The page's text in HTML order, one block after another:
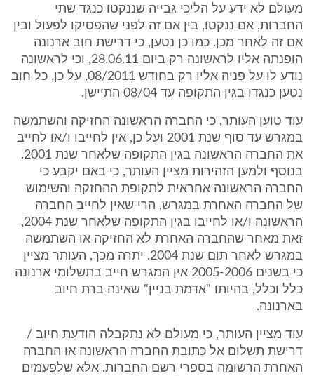
מעולם לא ידע על הליכי גבייה שננקטו כנגד שתי
החברות, אם ננקטו, בין אם זה לפני שהפסיקו לפעול ובין
אם זה לאחר מכן. כמו כן נטען, כי דרישת חוב ארנונה
הופנתה אליו לראשונה רק ביום 28.06.11, וכי לראשונה
נודע לו על פניה אליו רק בחודש 08/2011, על כן, כל חוב
נטען כנגדו בגין התקופה עד 08/04 התיישן.
עוד טוען העותר, כי החברה הראשונה החזיקה והשתמשה
במגרש עד סוף שנת 2001 ועל כן, אין לחייבו ו/או לחייב
את החברה הראשונה בגין התקופה שלאחר שנת 2001.
בנוסף ולמען הזהירות מציין העותר, כי באם יקבע כי
החברה הראשונה אחראית לתקופת ההחזקה והשימוש
של החברה האחרת במגרש, הרי שאין לחייב החברה
הראשונה ו/או לחייבו בגין התקופה שלאחר שנת 2004,
זאת מאחר שהחברה האחרת לא החזיקה או השתמשה
במגרש לאחר תום שנת 2004. יתרה מכך, העותר מציין
כי בשנים 2005-2006 אין המגרש חייב בתשלומי ארנונה
כלל וכלל, בהיותו "אדמת בניין" שאינה ברת חיוב
בארנונה.
עוד מציין העותר, כי מעולם לא נתקבלה הודעת חיוב /
דרישת תשלום אל כתובת החברה הראשונה או החברה
האחרת הרשומה בספרי רשם החברות. אלא שלפעמים